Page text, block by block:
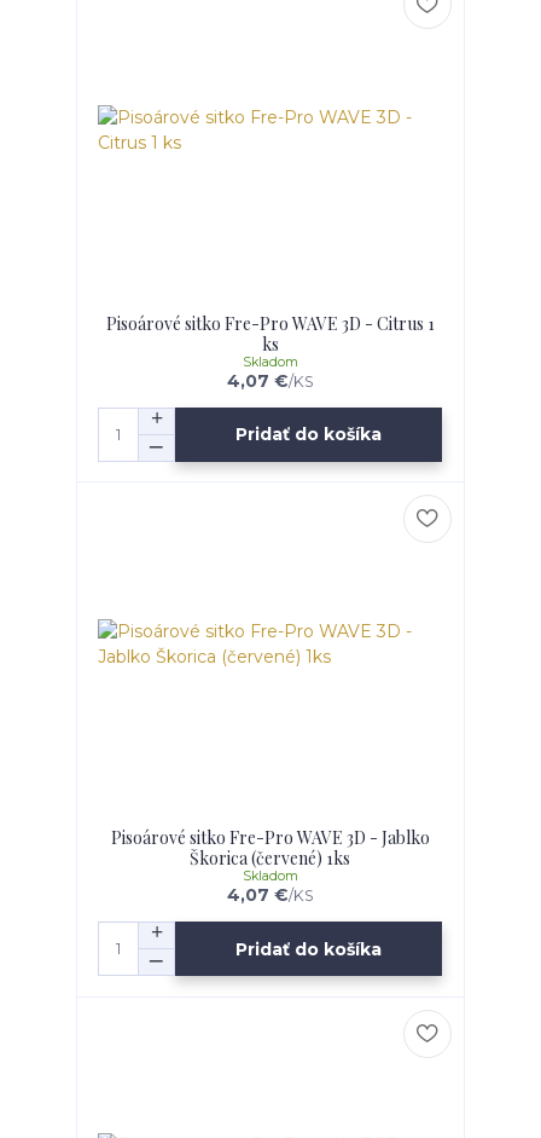
Pisoárové sitko Fre-Pro WAVE 3D - Citrus 1
ks
4,07 €/KS
Skladom
Pridať do košíka
Pisoárové sitko Fre-Pro WAVE 3D - Jablko
Škorica (červené) 1ks
4,07 €/KS
Skladom
Pridať do košíka